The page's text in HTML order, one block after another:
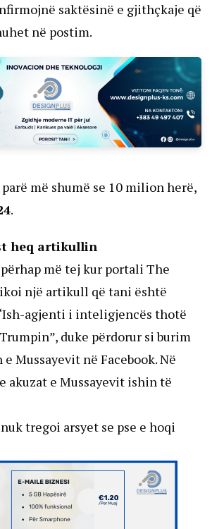
saktësinë e gjithçkaje që
në postim.
më shumë se 10 milion herë,
.
heq artikullin
më tej kur portali The
një artikull që tani është
agjenti i inteligjencës thotë
duke përdorur si burim
Mussayevit në Facebook. Në
akuzat e Mussayevit ishin të
tregoi arsyet se pse e hoqi